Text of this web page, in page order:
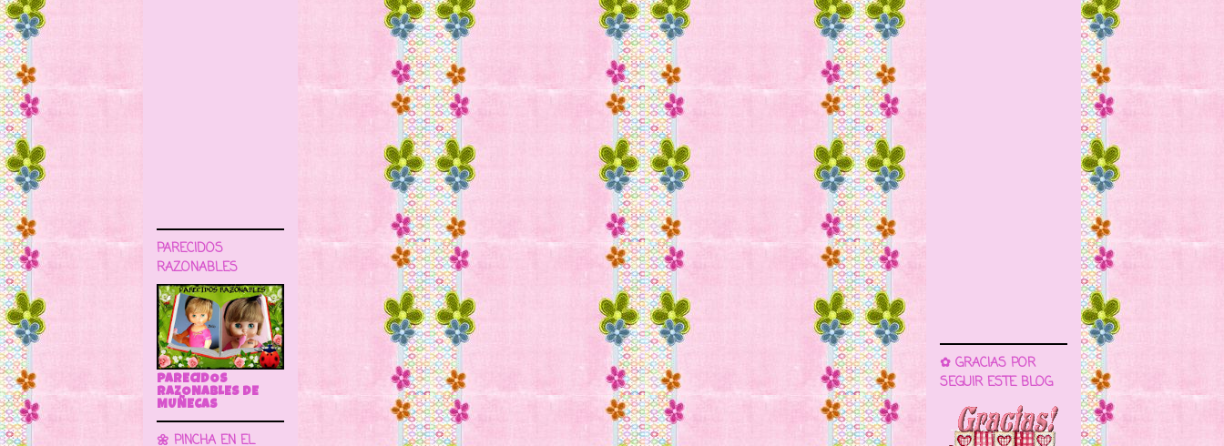
PARECIDOS
RAZONABLES
PARECIDOS
RAZONABLES DE
MUÑECAS
🌼 PINCHA EN EL
✿ GRACIAS POR
SEGUIR ESTE BLOG